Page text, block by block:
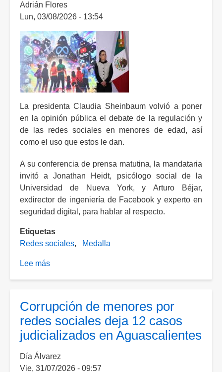
a
las
infancias
es
cuando
quieres
que
dejen
de
leer",
advierte
experto
Adrián Flores
Lun, 03/08/2026 - 13:54
La presidenta Claudia Sheinbaum volvió a poner
en la opinión pública el debate de la regulación y
de las redes sociales en menores de edad, así
como el uso que estos le dan.
A su conferencia de prensa matutina, la mandataria
invitó a Jonathan Heidt, psicólogo social de la
Universidad de Nueva York, y Arturo Béjar,
exdirector de ingeniería de Facebook y experto en
seguridad digital, para hablar al respecto.
Etiquetas
Redes sociales
Medalla
Lee más
propuesta
para
regular
sociales
Corrupción de menores por
redes sociales deja 12 casos
judicializados en Aguascalientes
Día Álvarez
Vie, 31/07/2026 - 09:57